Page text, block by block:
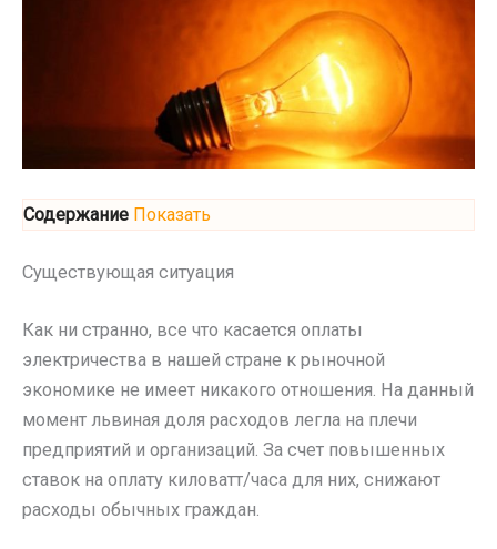
Содержание Показать
Существующая ситуация
Как ни странно, все что касается оплаты
электричества в нашей стране к рыночной
экономике не имеет никакого отношения. На данный
момент львиная доля расходов легла на плечи
предприятий и организаций. За счет повышенных
ставок на оплату киловатт/часа для них, снижают
расходы обычных граждан.